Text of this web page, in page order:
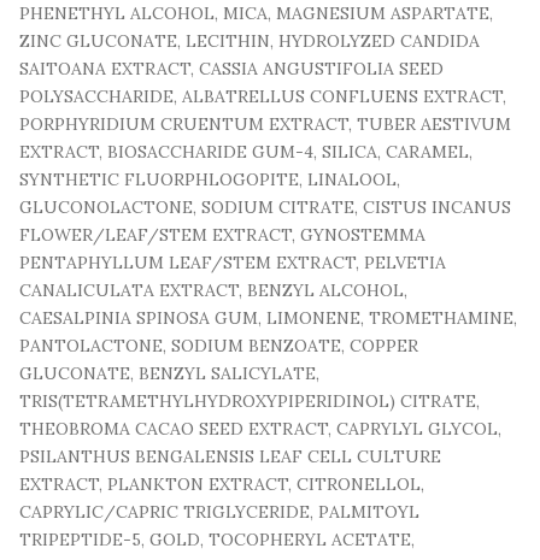
PHENETHYL ALCOHOL, MICA, MAGNESIUM ASPARTATE,
ZINC GLUCONATE, LECITHIN, HYDROLYZED CANDIDA
SAITOANA EXTRACT, CASSIA ANGUSTIFOLIA SEED
POLYSACCHARIDE, ALBATRELLUS CONFLUENS EXTRACT,
PORPHYRIDIUM CRUENTUM EXTRACT, TUBER AESTIVUM
EXTRACT, BIOSACCHARIDE GUM-4, SILICA, CARAMEL,
SYNTHETIC FLUORPHLOGOPITE, LINALOOL,
GLUCONOLACTONE, SODIUM CITRATE, CISTUS INCANUS
FLOWER/LEAF/STEM EXTRACT, GYNOSTEMMA
PENTAPHYLLUM LEAF/STEM EXTRACT, PELVETIA
CANALICULATA EXTRACT, BENZYL ALCOHOL,
CAESALPINIA SPINOSA GUM, LIMONENE, TROMETHAMINE,
PANTOLACTONE, SODIUM BENZOATE, COPPER
GLUCONATE, BENZYL SALICYLATE,
TRIS(TETRAMETHYLHYDROXYPIPERIDINOL) CITRATE,
THEOBROMA CACAO SEED EXTRACT, CAPRYLYL GLYCOL,
PSILANTHUS BENGALENSIS LEAF CELL CULTURE
EXTRACT, PLANKTON EXTRACT, CITRONELLOL,
CAPRYLIC/CAPRIC TRIGLYCERIDE, PALMITOYL
TRIPEPTIDE-5, GOLD, TOCOPHERYL ACETATE,